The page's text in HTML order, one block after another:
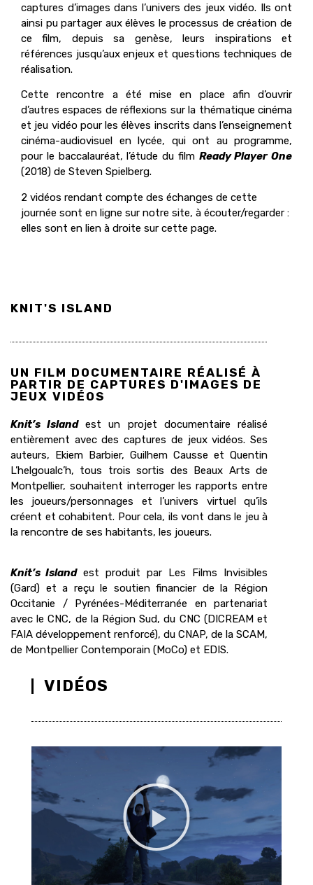
captures d’images dans l’univers des jeux vidéo. Ils ont
ainsi pu partager aux élèves le processus de création de
ce film, depuis sa genèse, leurs inspirations et
références jusqu’aux enjeux et questions techniques de
réalisation.
Cette rencontre a été mise en place afin d’ouvrir
d’autres espaces de réflexions sur la thématique cinéma
et jeu vidéo pour les élèves inscrits dans l’enseignement
cinéma-audiovisuel en lycée, qui ont au programme,
pour le baccalauréat, l’étude du film Ready Player One
(2018) de Steven Spielberg.
2 vidéos rendant compte des échanges de cette
journée sont en ligne sur notre site, à écouter/regarder :
elles sont en lien à droite sur cette page.
KNIT'S ISLAND
UN FILM DOCUMENTAIRE RÉALISÉ À
PARTIR DE CAPTURES D'IMAGES DE
JEUX VIDÉOS
Knit’s Islandest un projet documentaire réalisé
entièrement avec des captures de jeux vidéos. Ses
auteurs, Ekiem Barbier, Guilhem Causse et Quentin
L’helgoualc’h, tous trois sortis des Beaux Arts de
Montpellier, souhaitent interroger les rapports entre
les joueurs/personnages et l’univers virtuel qu’ils
créent et cohabitent. Pour cela, ils vont dans le jeu à
la rencontre de ses habitants, les joueurs.
Knit’s Islandest produit par Les Films Invisibles
(Gard) et a reçu le soutien financier de la Région
Occitanie / Pyrénées-Méditerranée en partenariat
avec le CNC, de la Région Sud, du CNC (DICREAM et
FAIA développement renforcé), du CNAP, de la SCAM,
de Montpellier Contemporain (MoCo) et EDIS.
VIDÉOS